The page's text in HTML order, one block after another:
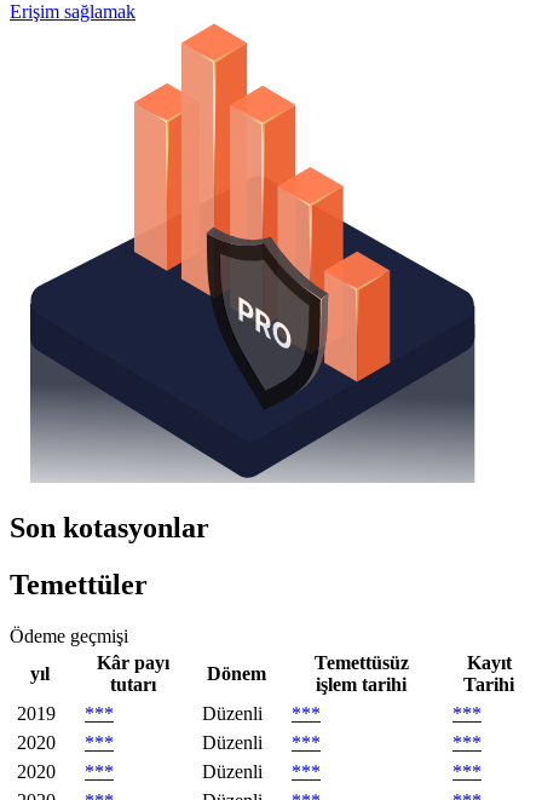
Erişim sağlamak
Son kotasyonlar
Temettüler
Ödeme geçmişi
yıl
Kâr payı
tutarı
Dönem
Temettüsüz
işlem tarihi
Kayıt
Tarihi
2019
*** Düzenli ***
***
2020
*** Düzenli ***
***
2020
*** Düzenli ***
***